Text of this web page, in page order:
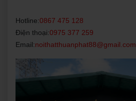
Hotline:0867 475 128
Điện thoại:0975 377 259
Email:noithatthuanphat88@gmail.com